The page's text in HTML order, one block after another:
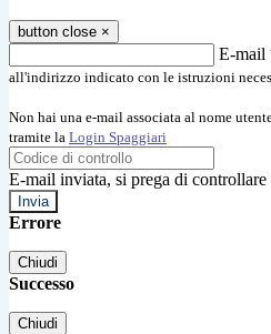
button close ×
E-mail
all'indirizzo indicato con le istruzioni
Non hai una e-mail associata al nome
tramite la Login Spaggiari
E-mail inviata, si prega di controllare
Errore
Chiudi
Successo
Chiudi